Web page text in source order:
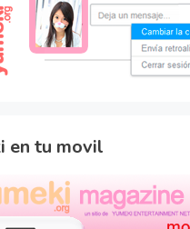
en tu movil